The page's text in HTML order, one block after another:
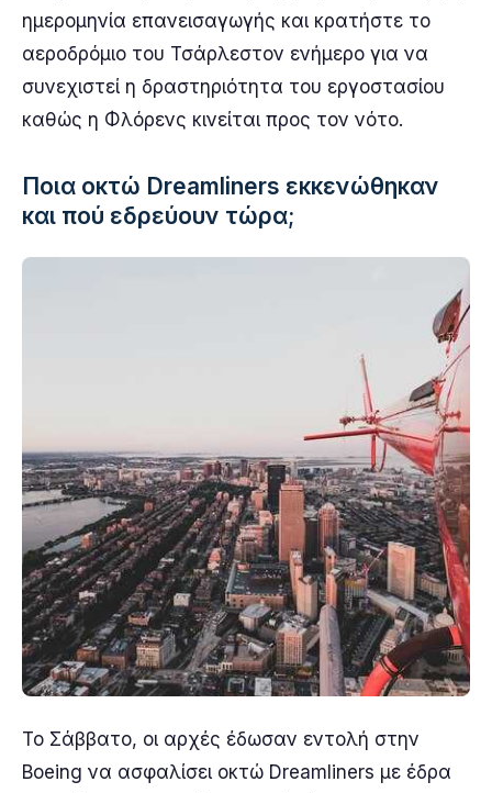
ημερομηνία επανεισαγωγής και κρατήστε το
αεροδρόμιο του Τσάρλεστον ενήμερο για να
συνεχιστεί η δραστηριότητα του εργοστασίου
καθώς η Φλόρενς κινείται προς τον νότο.
Ποια οκτώ Dreamliners εκκενώθηκαν
και πού εδρεύουν τώρα;
Το Σάββατο, οι αρχές έδωσαν εντολή στην
Boeing να ασφαλίσει οκτώ Dreamliners με έδρα